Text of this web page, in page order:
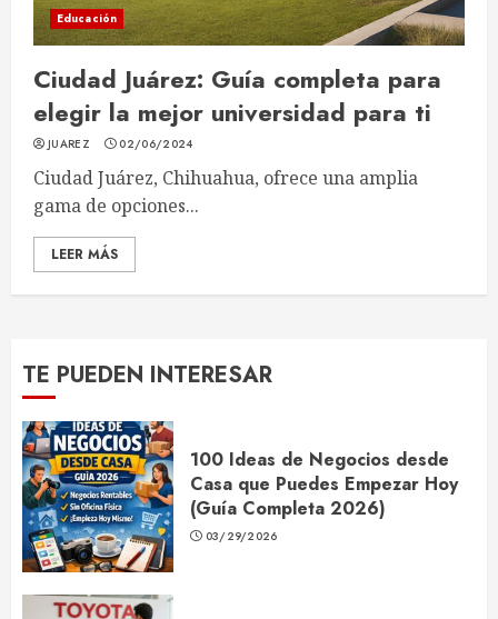
Educación
Ciudad Juárez: Guía completa para
elegir la mejor universidad para ti
JUAREZ 02/06/2024
Ciudad Juárez, Chihuahua, ofrece una amplia
gama de opciones...
LEER MÁS
TE PUEDEN INTERESAR
100 Ideas de Negocios desde
Casa que Puedes Empezar Hoy
(Guía Completa 2026)
03/29/2026